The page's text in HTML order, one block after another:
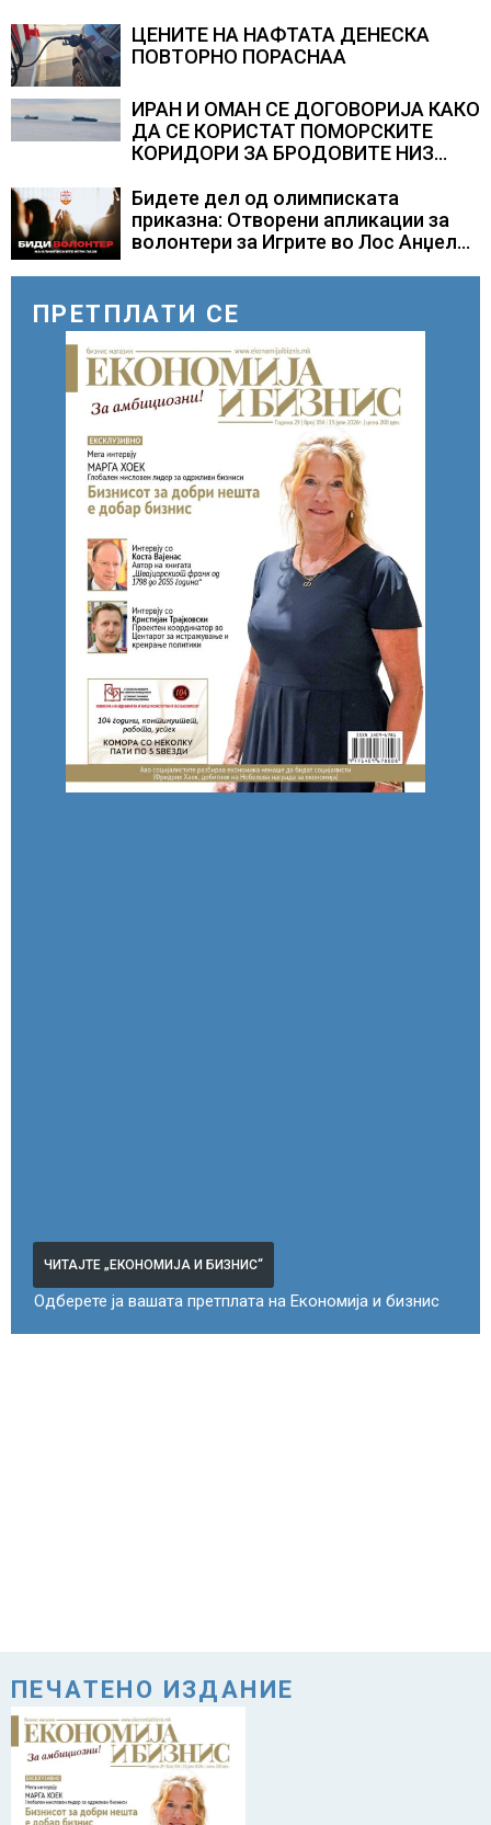
ЦЕНИТЕ НА НАФТАТА ДЕНЕСКА
ПОВТОРНО ПОРАСНАА
ИРАН И ОМАН СЕ ДОГОВОРИЈА КАКО
ДА СЕ КОРИСТАТ ПОМОРСКИТЕ
КОРИДОРИ ЗА БРОДОВИТЕ НИЗ
Бидете дел од олимписката
приказна: Отворени апликации за
волонтери за Игрите во Лос Анџелес
ПРЕТПЛАТИ СЕ
ЧИТАЈТЕ „ЕКОНОМИЈА И БИЗНИС“
Одберете ја вашата претплата на Економија и бизнис
ПЕЧАТЕНО ИЗДАНИЕ